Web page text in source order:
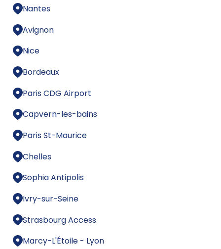
Nantes
Avignon
Nice
Bordeaux
Paris CDG Airport
Capvern-les-bains
Paris St-Maurice
Chelles
Sophia Antipolis
Ivry-sur-Seine
Strasbourg Access
Marcy-L'Étoile - Lyon